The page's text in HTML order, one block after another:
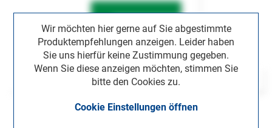
Wir möchten hier gerne auf Sie abgestimmte
Produktempfehlungen anzeigen. Leider haben
Sie uns hierfür keine Zustimmung gegeben.
Wenn Sie diese anzeigen möchten, stimmen Sie
bitte den Cookies zu.
Cookie Einstellungen öffnen